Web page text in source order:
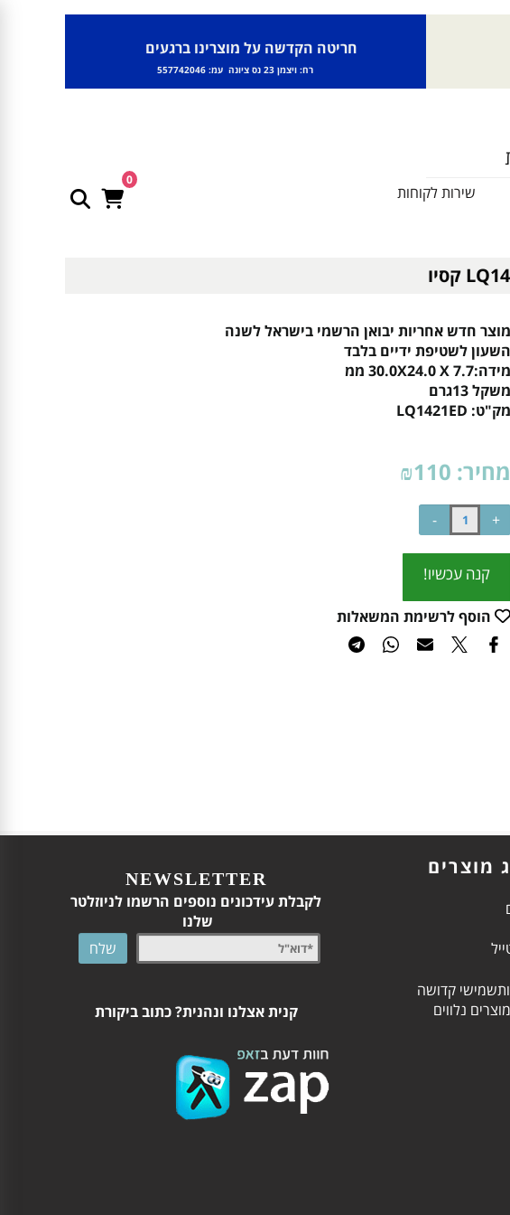
חריטה הקדשה על מוצרינו ברגעים
רח: ויצמן 23 נס ציונה עמ: 557742046
0
שירות לקוחות
מוצר חדש אחריות יבואן הרשמי בישראל לשנה
השעון לשטיפת ידיים בלבד
מידה:30.0X24.0 X 7.7 ממ
משקל 13גרם
מק"ט: LQ1421ED
מחיר: ₪110
קנה עכשיו!
הוסף לרשימת המשאלות
מוצרים
ותשמישי קדושה
נלווים
NEWSLETTER
לקבלת עידכונים נוספים הרשמו לניוזלטר
שלנו
קנית אצלנו ונהנית? כתוב ביקורת